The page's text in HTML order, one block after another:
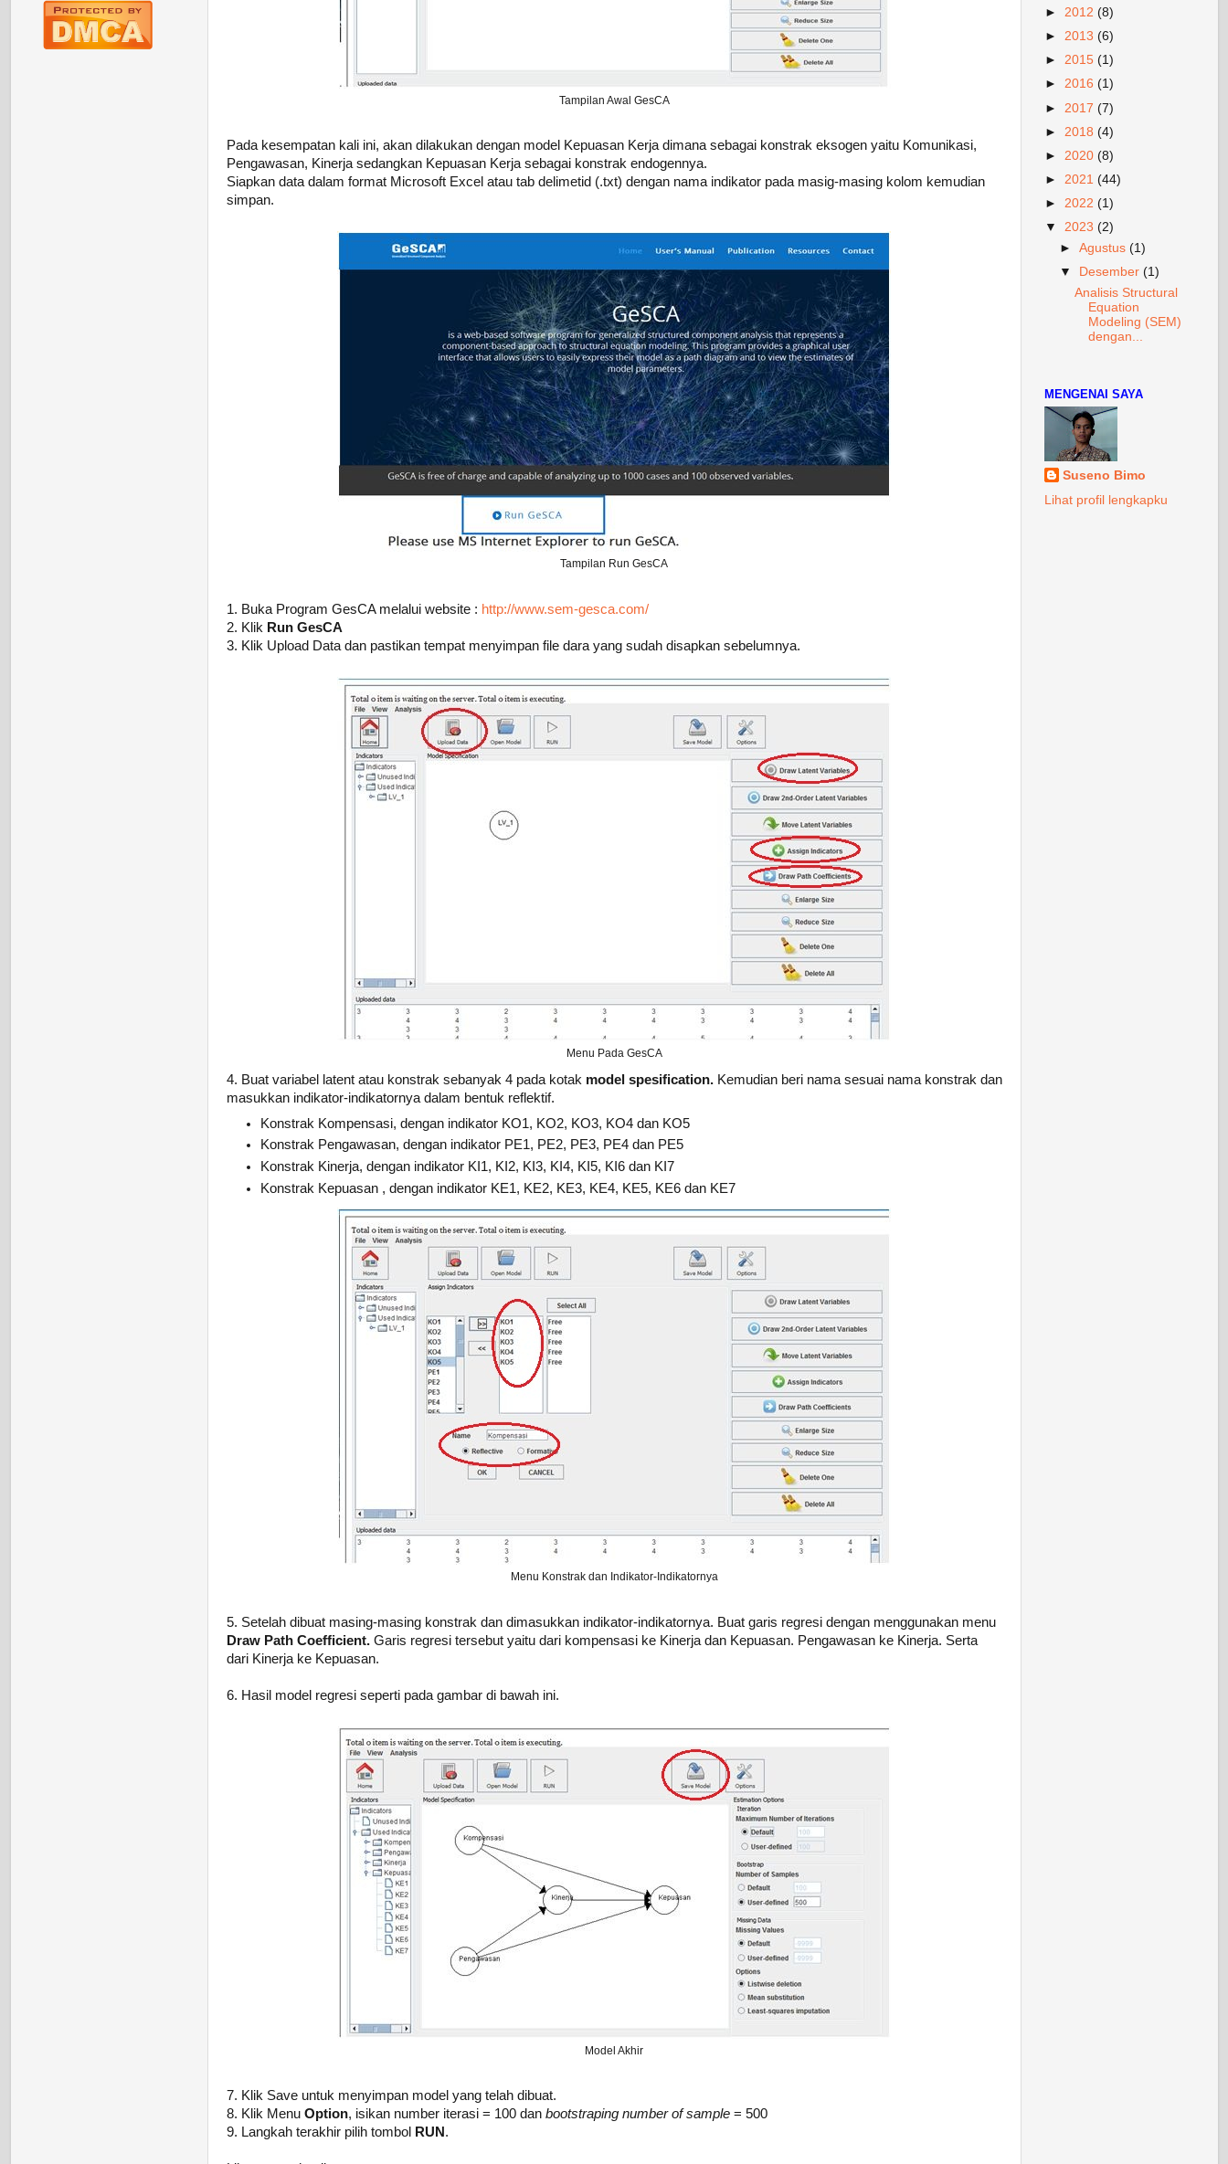
Tampilan Awal GesCA
Pada kesempatan kali ini, akan dilakukan dengan model Kepuasan Kerja dimana sebagai konstrak eksogen yaitu Komunikasi,
Pengawasan, Kinerja sedangkan Kepuasan Kerja sebagai konstrak endogennya.
Siapkan data dalam format Microsoft Excel atau tab delimetid (.txt) dengan nama indikator pada masig-masing kolom kemudian
simpan.
Tampilan Run GesCA
1. Buka Program GesCA melalui website : http://www.sem-gesca.com/
2. Klik Run GesCA
3. Klik Upload Data dan pastikan tempat menyimpan file dara yang sudah disapkan sebelumnya.
Menu Pada GesCA
4. Buat variabel latent atau konstrak sebanyak 4 pada kotak model spesification. Kemudian beri nama sesuai nama konstrak dan
masukkan indikator-indikatornya dalam bentuk reflektif.
Konstrak Kompensasi, dengan indikator KO1, KO2, KO3, KO4 dan KO5
Konstrak Pengawasan, dengan indikator PE1, PE2, PE3, PE4 dan PE5
Konstrak Kinerja, dengan indikator KI1, KI2, KI3, KI4, KI5, KI6 dan KI7
Konstrak Kepuasan , dengan indikator KE1, KE2, KE3, KE4, KE5, KE6 dan KE7
Menu Konstrak dan Indikator-Indikatornya
5. Setelah dibuat masing-masing konstrak dan dimasukkan indikator-indikatornya. Buat garis regresi dengan menggunakan menu
Draw Path Coefficient.Garis regresi tersebut yaitu dari kompensasi ke Kinerja dan Kepuasan. Pengawasan ke Kinerja. Serta
dari Kinerja ke Kepuasan.
6. Hasil model regresi seperti pada gambar di bawah ini.
Model Akhir
7. Klik Save untuk menyimpan model yang telah dibuat.
8. Klik Menu Option, isikan number iterasi = 100 dan bootstraping number of sample= 500
9. Langkah terakhir pilih tombol
RUN .
► 2012 (8)
► 2013 (6)
► 2015 (1)
► 2016 (1)
► 2017 (7)
► 2018 (4)
► 2020 (8)
► 2021 (44)
► 2022 (1)
▼ 2023 (2)
► Agustus (1)
▼
Desember (1)
Analisis Structural
Equation
Modeling (SEM)
dengan...
MENGENAI SAYA
Suseno Bimo
Lihat profil lengkapku